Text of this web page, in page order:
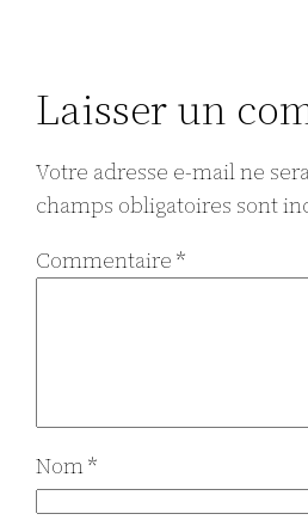
Laisser un
Votre adresse e-mail ne
champs obligatoires sont
Commentaire*
Nom*